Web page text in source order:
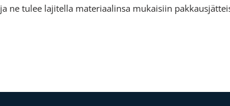
ja ne tulee lajitella materiaalinsa mukaisiin